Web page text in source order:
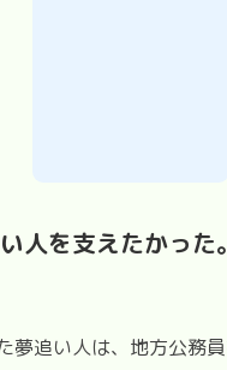
人を支えたかった
夢追い人は、地方公務